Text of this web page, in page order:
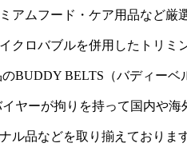
アムフード・ケア用品など厳
クロバブルを併用したトリ
BUDDY BELTS（バディー
ヤーが拘りを持って国内や
ル品などを取り揃えており